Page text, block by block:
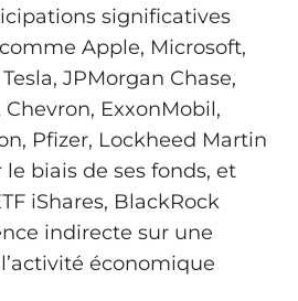
significatives
Apple, Microsoft,
JPMorgan Chase,
ExxonMobil,
Pfizer, Lockheed Martin
biais de ses fonds, et
iShares, BlackRock
indirecte sur une
économique